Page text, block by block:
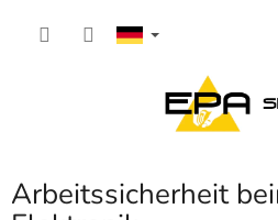
Arbeitssicherheit